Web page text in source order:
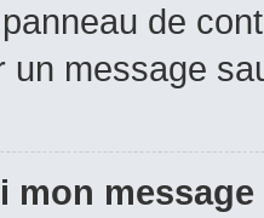
de
un message
mon